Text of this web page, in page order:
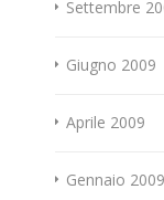
Settembre
Giugno 2009
Aprile 2009
Gennaio 2009